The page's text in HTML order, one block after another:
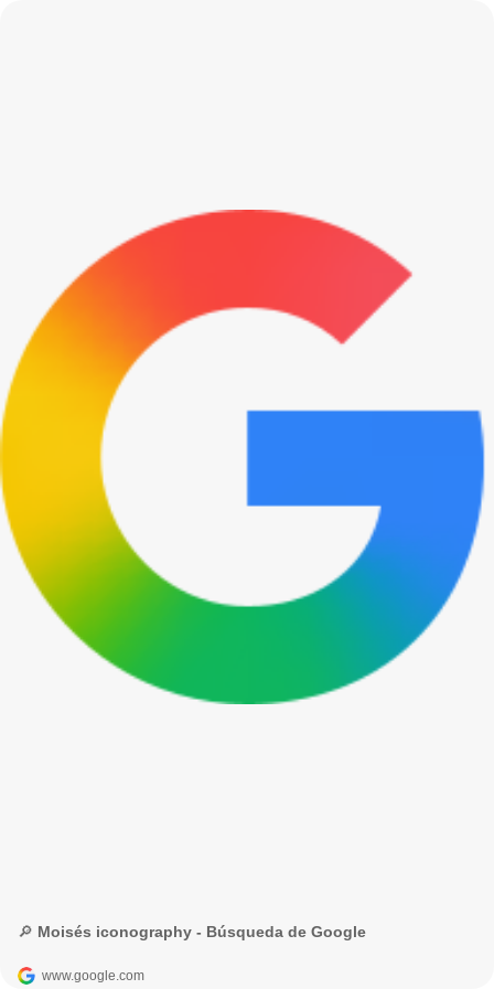
🔎 Moisés iconography - Búsqueda de Google
www.google.com